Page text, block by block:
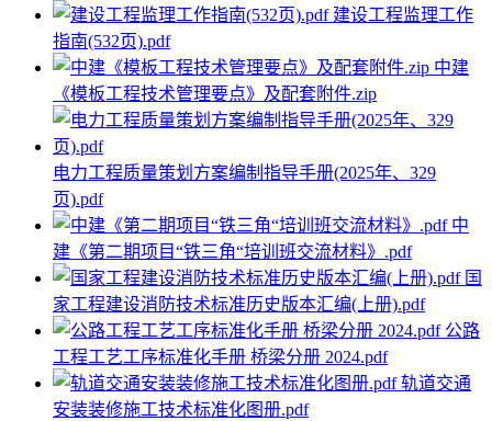
建设工程监理工作
指南(532页).pdf
中建
《模板工程技术管理要点》及配套附件.zip
电力工程质量策划方案编制指导手册(2025年、329
页).pdf
中
建《第二期项目“铁三角“培训班交流材料》.pdf
国
家工程建设消防技术标准历史版本汇编(上册).pdf
公路
工程工艺工序标准化手册 桥梁分册 2024.pdf
轨道交通
安装装修施工技术标准化图册.pdf